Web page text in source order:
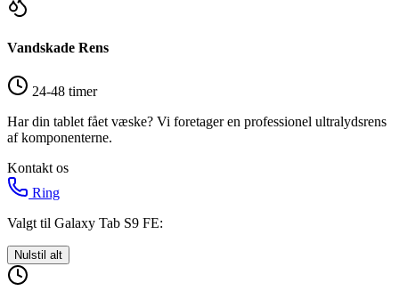
Vandskade Rens
24-48 timer
Har din tablet fået væske? Vi foretager en professionel ultralydsrens
af komponenterne.
Kontakt os
Ring
Valgt til Galaxy Tab S9 FE:
Nulstil alt